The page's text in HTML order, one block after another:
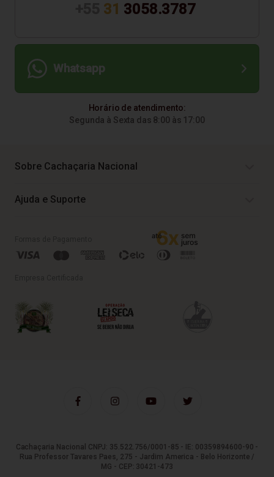
31 3058.3787
Whatsapp
Horário de atendimento:
Segunda à Sexta das 8:00 às 17:00
Sobre Cachaçaria Nacional
Ajuda e Suporte
Cachaçaria Nacional CNPJ: 35.522.756/0001-85 - IE: 00359894600-90 -
Rua Professor Tavares Paes, 275 - Jardim America - Belo Horizonte /
MG - CEP: 30421-473